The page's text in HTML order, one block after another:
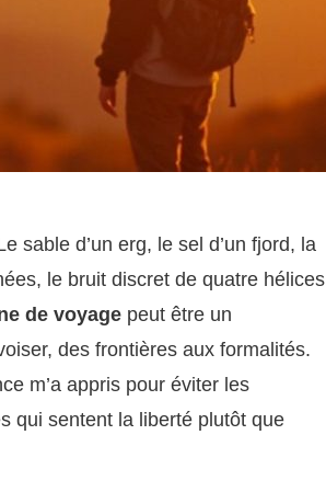
sable d’un erg, le sel d’un fjord, la
le bruit discret de quatre hélices
de voyage peut être un
des frontières aux formalités.
m’a appris pour éviter les
qui sentent la liberté plutôt que